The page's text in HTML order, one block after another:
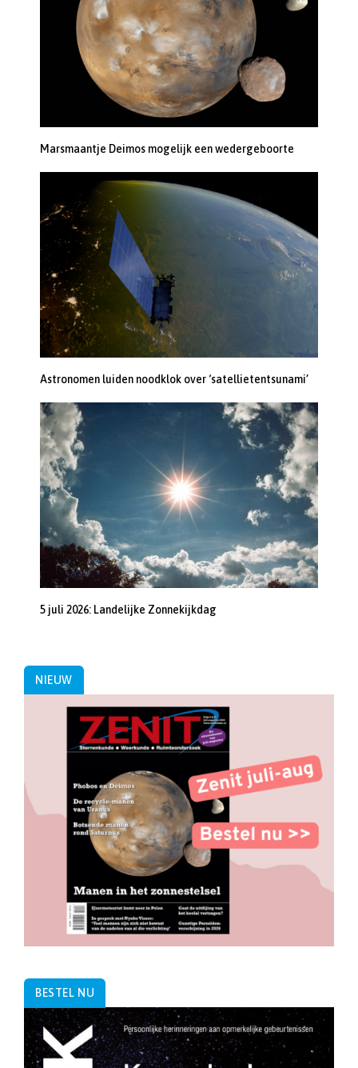
Marsmaantje Deimos mogelijk een wedergeboorte
Astronomen luiden noodklok over ‘satellietentsunami’
5 juli 2026: Landelijke Zonnekijkdag
NIEUW
BESTEL NU